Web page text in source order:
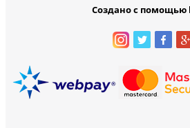
Создано с помощью